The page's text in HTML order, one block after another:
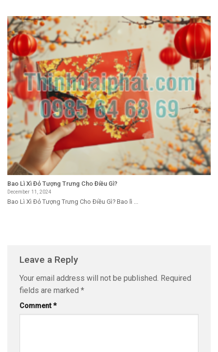
Bao Lì Xì Đỏ Tượng Trưng Cho Điều Gì?
December 11, 2024
Bao Lì Xì Đỏ Tượng Trưng Cho Điều Gì? Bao lì ...
Leave a Reply
Your email address will not be published. Required
fields are marked *
Comment*